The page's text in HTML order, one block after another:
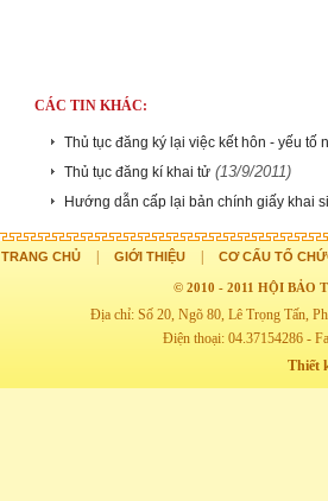
CÁC TIN KHÁC:
Thủ tục đăng ký lại việc kết hôn - yếu tố
Thủ tục đăng kí khai tử (13/9/2011)
Hướng dẫn cấp lại bản chính giấy khai
TRANG CHỦ GIỚI THIỆU CƠ CẤU TỔ
© 2010 - 2011 HỘI BẢO
Địa chỉ: Số 20, Ngõ 80, Lê Trọng Tấn,
Điện thoại: 04.37154286 -
Thiết